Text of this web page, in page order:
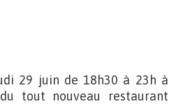
29 juin de 18h30 à 23h à
tout nouveau restaurant